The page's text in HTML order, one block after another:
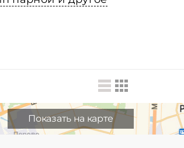
Показать на карте